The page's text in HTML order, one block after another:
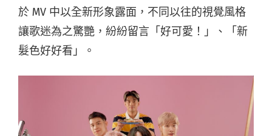
於 MV 中以全新形象露面，不同以往的視覺風格
讓歌迷為之驚艷，紛紛留言「好可愛！」、「新
髮色好好看」。